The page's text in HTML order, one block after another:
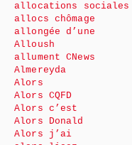
allocations sociales
allocs chômage
allongée d’une
Alloush
allument CNews
Almereyda
Alors
Alors CQFD
Alors c’est
Alors Donald
Alors j’ai